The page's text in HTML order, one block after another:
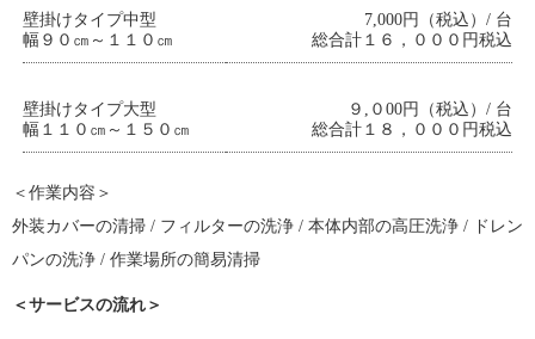
壁掛けタイプ中型
幅９０㎝～１１０㎝
7,000円（税込）/ 台
総合計１６，０００円税込
壁掛けタイプ大型
幅１１０㎝～１５０㎝
９,０00円（税込）/ 台
総合計１８，０００円税込
＜作業内容＞
外装カバーの清掃 / フィルターの洗浄 / 本体内部の高圧洗浄 / ドレン
パンの洗浄 / 作業場所の簡易清掃
＜サービスの流れ＞